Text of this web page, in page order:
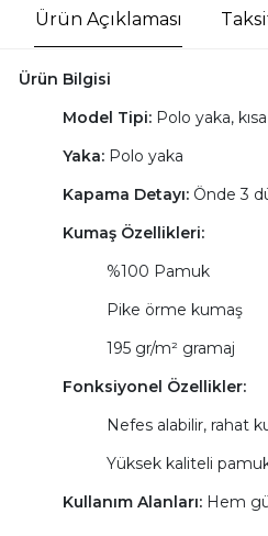
Ürün Açıklaması
Ürün Bilgisi
Model Tipi:Polo yaka,
Yaka:Polo yaka
Kapama Detayı:Önde 3
Kumaş Özellikleri:
%100 Pamuk
Pike örme kumaş
195 gr/m² gramaj
Fonksiyonel Özellikler:
Nefes alabilir, rahat
Yüksek kaliteli
Kullanım Alanları:Hem